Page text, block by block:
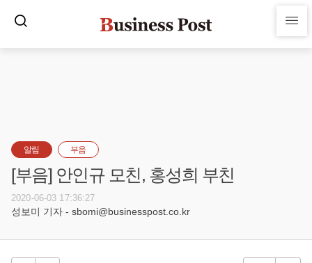
알림 부음
[부음] 안인규 모친, 홍성희 부친
2020-06-03 17:36:27
성보미 기자 - sbomi@businesspost.co.kr